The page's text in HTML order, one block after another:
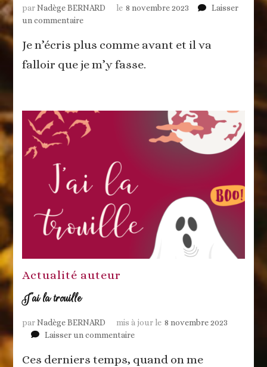
parNadège BERNARD le 8 novembre 2023
Laisser
un commentairesur
n’écris
comme
va
falloir
fasse
Je n’écris plus comme avant et il va
falloir que je m’y fasse.
Actualité auteur
J’ai la trouille
parNadège BERNARD mis à jour le 8 novembre 2023
Laisser un commentairesur
la
Ces derniers temps, quand on me